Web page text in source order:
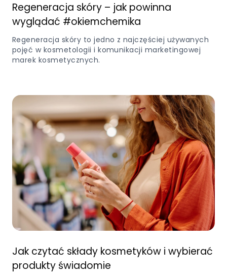
Regeneracja skóry – jak powinna
wyglądać #okiemchemika
Regeneracja skóry to jedno z najczęściej używanych
pojęć w kosmetologii i komunikacji marketingowej
marek kosmetycznych.
Jak czytać składy kosmetyków i wybierać
produkty świadomie